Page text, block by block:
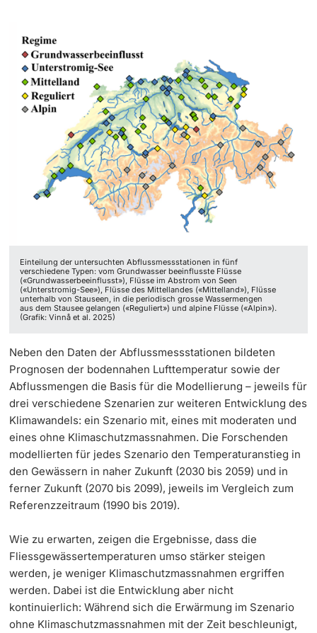
Einteilung der untersuchten Abflussmessstationen in fünf
verschiedene Typen: vom Grundwasser beeinflusste Flüsse
(«Grundwasserbeeinflusst»), Flüsse im Abstrom von Seen
(«Unterstromig-See»), Flüsse des Mittellandes («Mittelland»), Flüsse
unterhalb von Stauseen, in die periodisch grosse Wassermengen
aus dem Stausee gelangen («Reguliert») und alpine Flüsse («Alpin»).
(Grafik: Vinnå et al. 2025)
Neben den Daten der Abflussmessstationen bildeten
Prognosen der bodennahen Lufttemperatur sowie der
Abflussmengen die Basis für die Modellierung – jeweils für
drei verschiedene Szenarien zur weiteren Entwicklung des
Klimawandels: ein Szenario mit, eines mit moderaten und
eines ohne Klimaschutzmassnahmen. Die Forschenden
modellierten für jedes Szenario den Temperaturanstieg in
den Gewässern in naher Zukunft (2030 bis 2059) und in
ferner Zukunft (2070 bis 2099), jeweils im Vergleich zum
Referenzzeitraum (1990 bis 2019).
Wie zu erwarten, zeigen die Ergebnisse, dass die
Fliessgewässertemperaturen umso stärker steigen
werden, je weniger Klimaschutzmassnahmen ergriffen
werden. Dabei ist die Entwicklung aber nicht
kontinuierlich: Während sich die Erwärmung im Szenario
ohne Klimaschutzmassnahmen mit der Zeit beschleunigt,